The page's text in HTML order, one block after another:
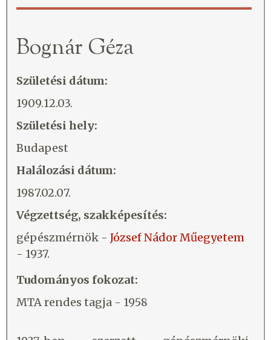
Bognár Géza
Születési dátum:
1909.12.03.
Születési hely:
Budapest
Halálozási dátum:
1987.02.07.
Végzettség, szakképesítés:
gépészmérnök - József Nádor Műegyetem
- 1937.
Tudományos fokozat:
MTA rendes tagja - 1958